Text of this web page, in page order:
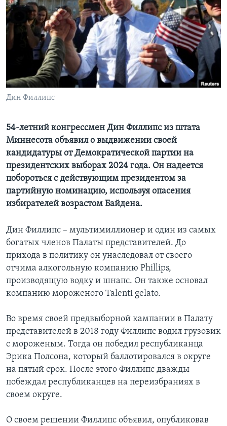
Learning English
СОЦИАЛЬНЫЕ СЕТИ
Языки
Дин Филлипс
54-летний конгрессмен Дин Филлипс из штата
Миннесота объявил о выдвижении своей
кандидатуры от Демократической партии на
президентских выборах 2024 года. Он надеется
побороться с действующим президентом за
партийную номинацию, используя опасения
избирателей возрастом Байдена.
Дин Филлипс – мультимиллионер и один из самых
богатых членов Палаты представителей. До
прихода в политику он унаследовал от своего
отчима алкогольную компанию Phillips,
производящую водку и шнапс. Он также основал
компанию мороженого Talenti gelato.
Во время своей предвыборной кампании в Палату
представителей в 2018 году Филлипс водил грузовик
с мороженым. Тогда он победил республиканца
Эрика Полсона, который баллотировался в округе
на пятый срок. После этого Филлипс дважды
побеждал республиканцев на переизбраниях в
своем округе.
О своем решении Филлипс объявил, опубликовав